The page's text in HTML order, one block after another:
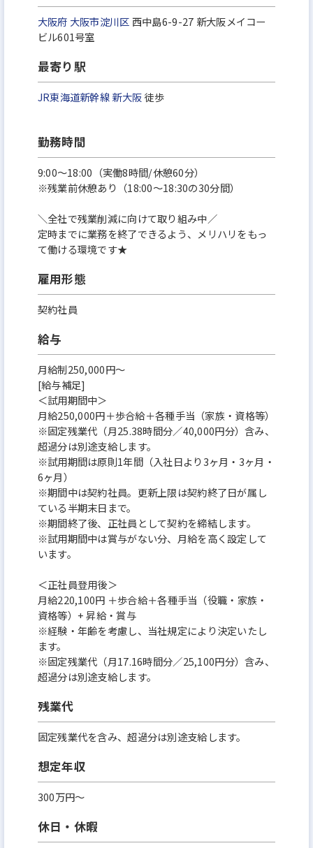
大阪府 大阪市淀川区 西中島6-9-27 新大阪メイコー
ビル601号室
最寄り駅
JR東海道新幹線新大阪徒歩
勤務時間
9:00～18:00（実働8時間/休憩60分）
※残業前休憩あり（18:00～18:30の30分間）
＼全社で残業削減に向けて取り組み中／
定時までに業務を終了できるよう、メリハリをもっ
て働ける環境です★
雇用形態
契約社員
給与
月給制250,000円～
[給与補足]
＜試用期間中＞
月給250,000円＋歩合給＋各種手当（家族・資格等）
※固定残業代（月25.38時間分／40,000円分）含み、
超過分は別途支給します。
※試用期間は原則1年間（入社日より3ヶ月・3ヶ月・
6ヶ月）
※期間中は契約社員。更新上限は契約終了日が属し
ている半期末日まで。
※期間終了後、正社員として契約を締結します。
※試用期間中は賞与がない分、月給を高く設定して
います。
＜正社員登用後＞
月給220,100円 ＋歩合給＋各種手当（役職・家族・
資格等）+ 昇給・賞与
※経験・年齢を考慮し、当社規定により決定いたし
ます。
※固定残業代（月17.16時間分／25,100円分）含み、
超過分は別途支給します。
残業代
固定残業代を含み、超過分は別途支給します。
想定年収
300万円〜
休日・休暇